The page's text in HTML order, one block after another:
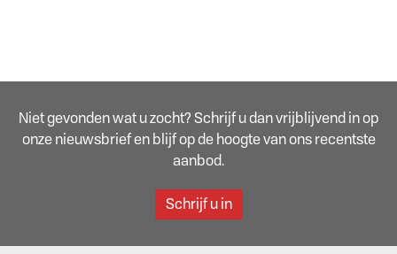
Niet gevonden wat u zocht? Schrijf u dan vrijblijvend in op
onze nieuwsbrief en blijf op de hoogte van ons recentste
aanbod.
Schrijf u in